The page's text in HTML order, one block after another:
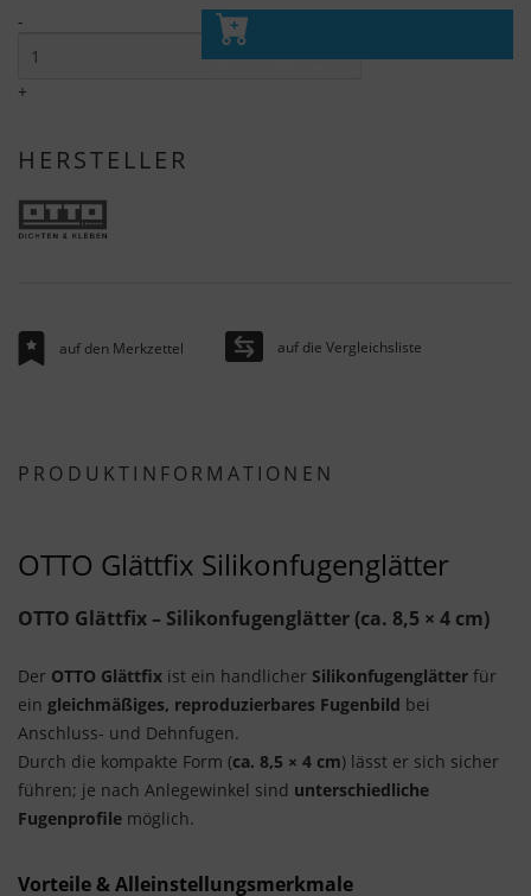
-
+
In den Warenkorb
HERSTELLER
auf den Merkzettel auf die Vergleichsliste
PRODUKTINFORMATIONEN
OTTO Glättfix Silikonfugenglätter
OTTO Glättfix – Silikonfugenglätter (ca. 8,5 × 4 cm)
Der OTTO Glättfix ist ein handlicher Silikonfugenglätter für
ein gleichmäßiges, reproduzierbares Fugenbild bei
Anschluss- und Dehnfugen.
Durch die kompakte Form (ca. 8,5 × 4 cm) lässt er sich sicher
führen; je nach Anlegewinkel sind unterschiedliche
Fugenprofile möglich.
Vorteile & Alleinstellungsmerkmale